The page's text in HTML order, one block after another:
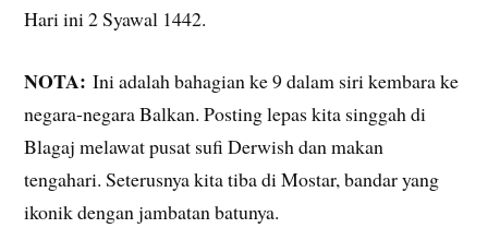
Hari ini 2 Syawal 1442.
NOTA: Ini adalah bahagian ke 9 dalam siri kembara ke
negara-negara Balkan. Posting lepas kita singgah di
Blagaj melawat pusat sufi Derwish dan makan
tengahari. Seterusnya kita tiba di Mostar, bandar yang
ikonik dengan jambatan batunya.